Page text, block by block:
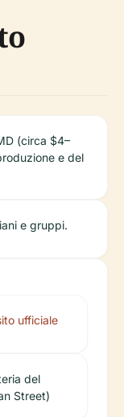
(circa $4–
e del
e gruppi.
ufficiale
del
Street)